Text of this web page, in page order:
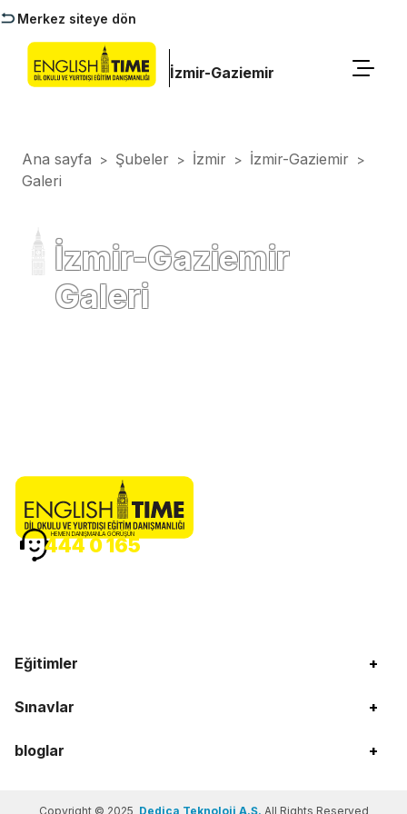
Merkez siteye dön
İzmir-Gaziemir
Ana sayfa > Şubeler > İzmir > İzmir-Gaziemir >
Galeri
İzmir-Gaziemir
Galeri
Eğitimler +
Sınavlar +
bloglar +
HEMEN DANIŞMANLA GÖRÜŞÜN
444 0 165
Copyright © 2025 Dedica Teknoloji A.Ş. All Rights Reserved